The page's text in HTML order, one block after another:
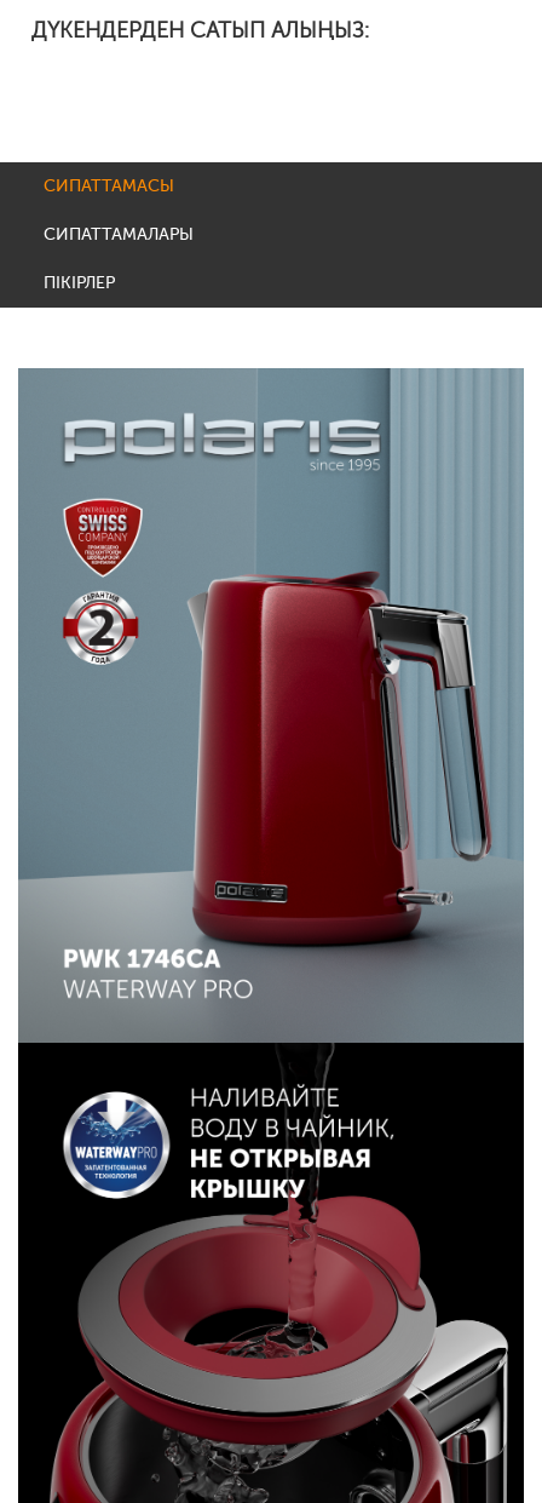
ДҮКЕНДЕРДЕН САТЫП АЛЫҢЫЗ:
СИПАТТАМАСЫ
СИПАТТАМАЛАРЫ
ПІКІРЛЕР